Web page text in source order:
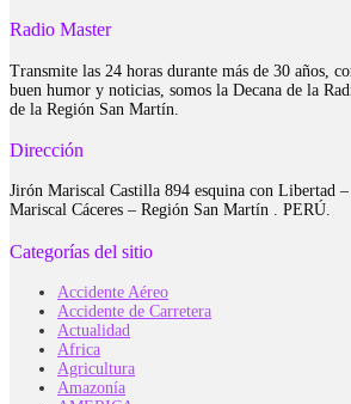
Radio Master
Transmite las 24 horas durante más de 30 años,
buen humor y noticias, somos la Decana de la
de la Región San Martín.
Dirección
Jirón Mariscal Castilla 894 esquina con Libertad
Mariscal Cáceres – Región San Martín . PERÚ.
Categorías del sitio
Accidente Aéreo
Accidente de Carretera
Actualidad
Africa
Agricultura
Amazonía